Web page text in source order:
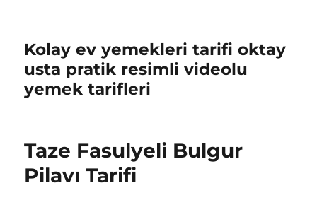
Kolay ev yemekleri tarifi oktay
usta pratik resimli videolu
yemek tarifleri
Taze Fasulyeli Bulgur
Pilavı Tarifi